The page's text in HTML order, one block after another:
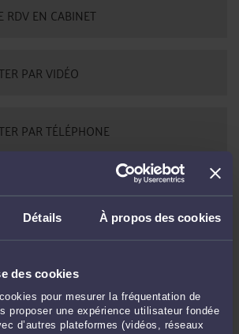
Détails À propos des cookies
des cookies
pour mesurer la fréquentation de
proposer une expérience utilisateur fondée
d’autres plateformes (vidéos, réseaux
RDV EN CABINET
PAR VIDÉO
PAR TÉLÉPHONE
monde qui change la méthode reste essentielle-Le